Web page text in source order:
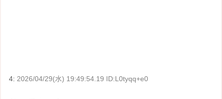
4: 2026/04/29(水) 19:49:54.19 ID:L0tyqq+e0